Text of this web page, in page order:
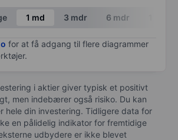
chart.
1 md 3 mdr 6 mdr
for at få adgang til flere diagrammer
i aktier giver typisk et positivt
men indebærer også risiko. Du kan
hele din investering. Tidligere data for
en pålidelig indikator for fremtidige
udbydere er ikke blevet